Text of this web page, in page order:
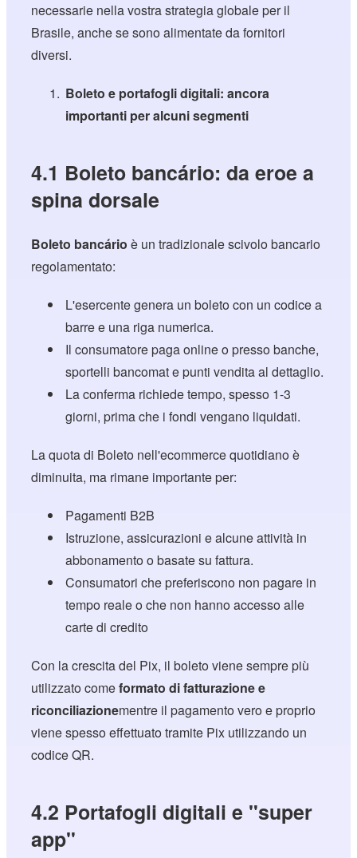
necessarie nella vostra strategia globale per il
Brasile, anche se sono alimentate da fornitori
diversi.
Boleto e portafogli digitali: ancora
importanti per alcuni segmenti
4.1 Boleto bancário: da eroe a
spina dorsale
Boleto bancário è un tradizionale scivolo bancario
regolamentato:
L'esercente genera un boleto con un codice a
barre e una riga numerica.
Il consumatore paga online o presso banche,
sportelli bancomat e punti vendita al dettaglio.
La conferma richiede tempo, spesso 1-3
giorni, prima che i fondi vengano liquidati.
La quota di Boleto nell'ecommerce quotidiano è
diminuita, ma rimane importante per:
Pagamenti B2B
Istruzione, assicurazioni e alcune attività in
abbonamento o basate su fattura.
Consumatori che preferiscono non pagare in
tempo reale o che non hanno accesso alle
carte di credito
Con la crescita del Pix, il boleto viene sempre più
utilizzato comeformato di fatturazione e
riconciliazionementre il pagamento vero e proprio
viene spesso effettuato tramite Pix utilizzando un
codice QR.
4.2 Portafogli digitali e "super
app"